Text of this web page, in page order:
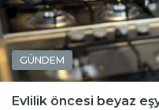
GÜNDEM
Evlilik öncesi beyaz